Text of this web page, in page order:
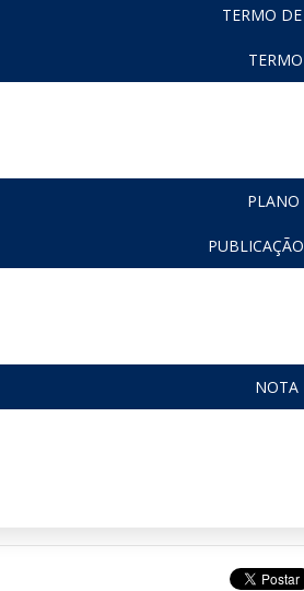
TERMO
PLANO
NOTA